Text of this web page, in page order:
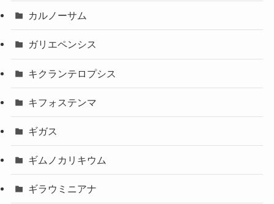
カルノーサム
ガリエペンシス
キクランテロプシス
キフォステンマ
ギガス
ギムノカリキウム
ギラウミニアナ